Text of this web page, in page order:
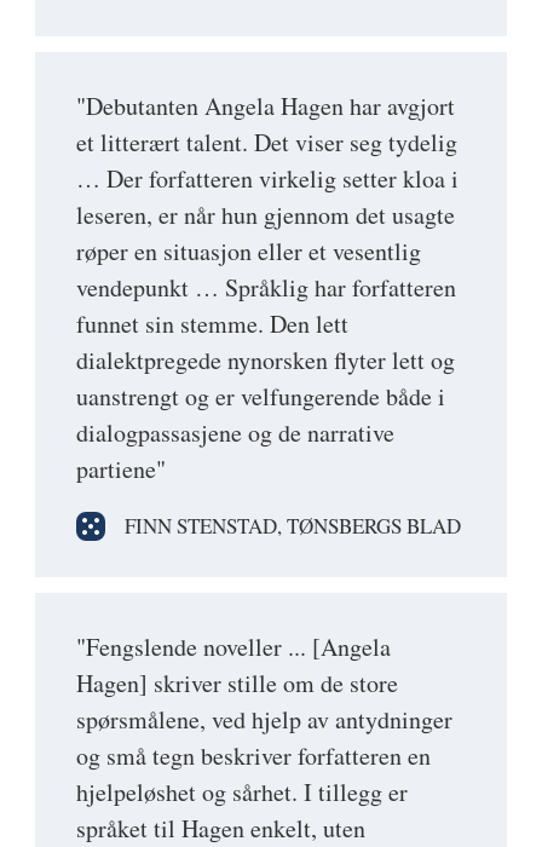
"Debutanten Angela Hagen har avgjort
et litterært talent. Det viser seg tydelig
… Der forfatteren virkelig setter kloa i
leseren, er når hun gjennom det usagte
røper en situasjon eller et vesentlig
vendepunkt … Språklig har forfatteren
funnet sin stemme. Den lett
dialektpregede nynorsken flyter lett og
uanstrengt og er velfungerende både i
dialogpassasjene og de narrative
partiene"
FINN STENSTAD, TØNSBERGS BLAD
"Fengslende noveller ... [Angela
Hagen] skriver stille om de store
spørsmålene, ved hjelp av antydninger
og små tegn beskriver forfatteren en
hjelpeløshet og sårhet. I tillegg er
språket til Hagen enkelt, uten